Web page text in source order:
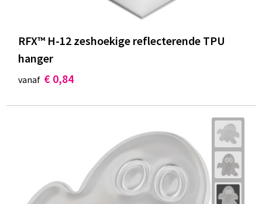
RFX™ H-12 zeshoekige reflecterende TPU
hanger
vanaf € 0,84